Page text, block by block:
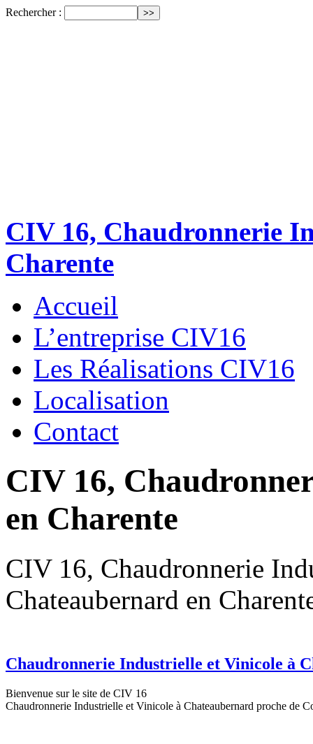
Rechercher :
CIV 16, Chaudronnerie
Charente
Accueil
L’entreprise CIV16
Les Réalisations CIV16
Localisation
Contact
CIV 16,
en Charente
CIV 16, Chaudronnerie
Chateaubernard en
Chaudronnerie Industrielle et Vinicole à
Bienvenue sur le site de CIV 16
Chaudronnerie Industrielle et Vinicole à Chateaubernard proche de